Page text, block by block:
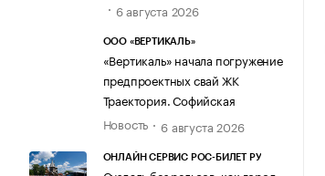
6 августа 2026
ООО «ВЕРТИКАЛЬ»
«Вертикаль» начала погружение
предпроектных свай ЖК
Траектория. Софийская
Новость
6 августа 2026
ОНЛАЙН СЕРВИС РОС-БИЛЕТ РУ